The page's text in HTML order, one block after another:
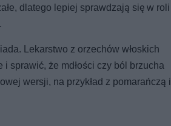
dlatego lepiej sprawdzają się w roli
Lekarstwo z orzechów włoskich
sprawić, że mdłości czy ból brzucha
wersji, na przykład z pomarańczą i